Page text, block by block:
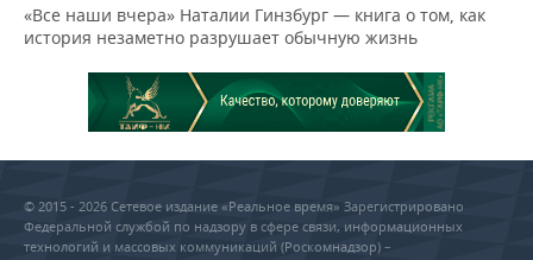
«Все наши вчера» Наталии Гинзбург — книга о том, как
история незаметно разрушает обычную жизнь
© 2015 - 2026 Сетевое издание «Реальное время» Зарегистрировано
Федеральной службой по надзору в сфере связи, информационных
технологий и массовых коммуникаций (Роскомнадзор) –